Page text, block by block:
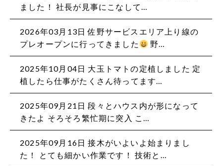
ました！ 社長が見事にこなして…
2026年03月13日 佐野サービスエリア上り線の
プレオープンに行ってきました
野…
2025年10月04日 大玉トマトの定植しました 定
植したら仕事がたくさん待ってます…
2025年09月21日 段々とハウス内が形になって
きたよ そろそろ繁忙期に突入️ こ…
2025年09月16日 接木がいよいよ始まりまし
た！ とても細かい作業です！ 技術と…